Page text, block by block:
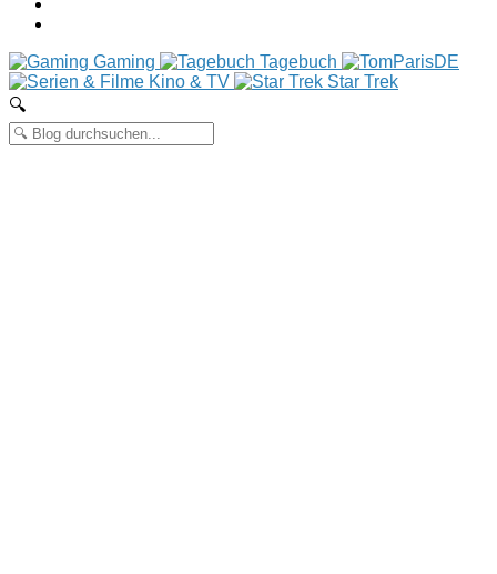
Gaming
Tagebuch
Kino & TV
Star Trek
🔍